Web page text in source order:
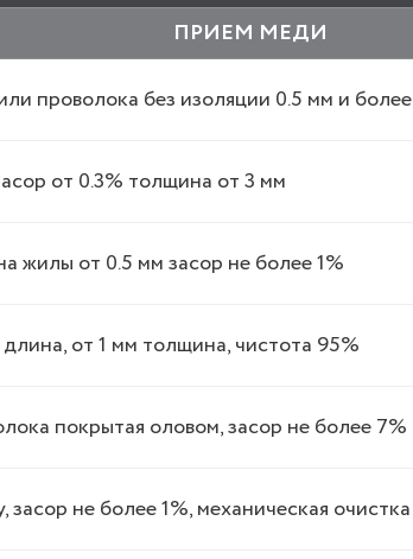
ПРИЕМ МЕДИ
проволока без изоляции 0.5 мм и более
от 0.3% толщина от 3 мм
жилы от 0.5 мм засор не более 1%
от 1 мм толщина, чистота 95%
покрытая оловом, засор не более 7%
не более 1%, механическая очистка